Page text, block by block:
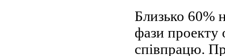
Близько 60%
фази
співпрацю.